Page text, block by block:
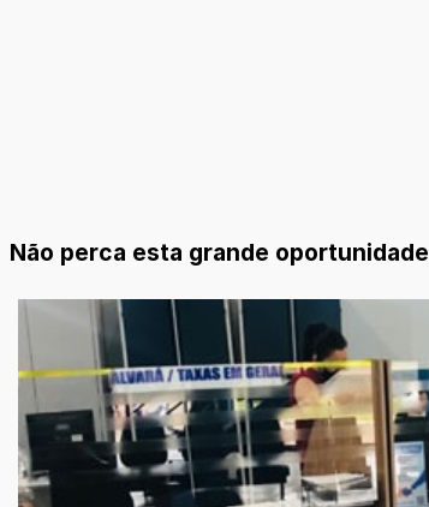
Não perca esta grande